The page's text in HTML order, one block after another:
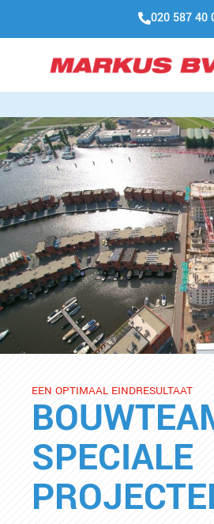
020 587 40
EEN OPTIMAAL EINDRESULTAAT
SPECIALE